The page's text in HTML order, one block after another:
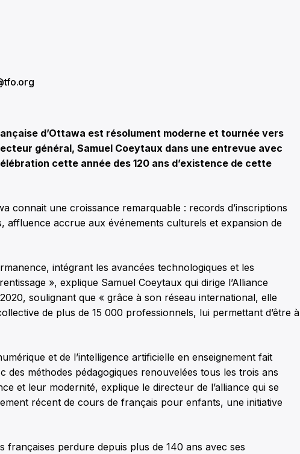
d’Ottawa est résolument moderne et tournée vers
général, Samuel Coeytaux dans une entrevue avec
cette année des 120 ans d’existence de cette
connait une croissance remarquable : records d’inscriptions
affluence accrue aux événements culturels et expansion de
intégrant les avancées technologiques et les
», explique Samuel Coeytaux qui dirige l’Alliance
soulignant que « grâce à son réseau international, elle
de plus de 15 000 professionnels, lui permettant d’être à
et de l’intelligence artificielle en enseignement fait
des méthodes pédagogiques renouvelées tous les trois ans
et leur modernité, explique le directeur de l’alliance qui se
récent de cours de français pour enfants, une initiative
françaises perdure depuis plus de 140 ans avec ses